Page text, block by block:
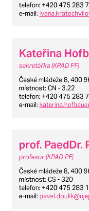
telefon: +420 475 283
e-mail:
Kateřina
sekretářka (KPAD PF)
České mládeže 8, 400
místnost: CN - 3.22
telefon: +420 475 283
e-mail:
prof. PaedDr.
profesor (KPAD PF)
České mládeže 8, 400
místnost: CS - 320
telefon: +420 475 283
e-mail: